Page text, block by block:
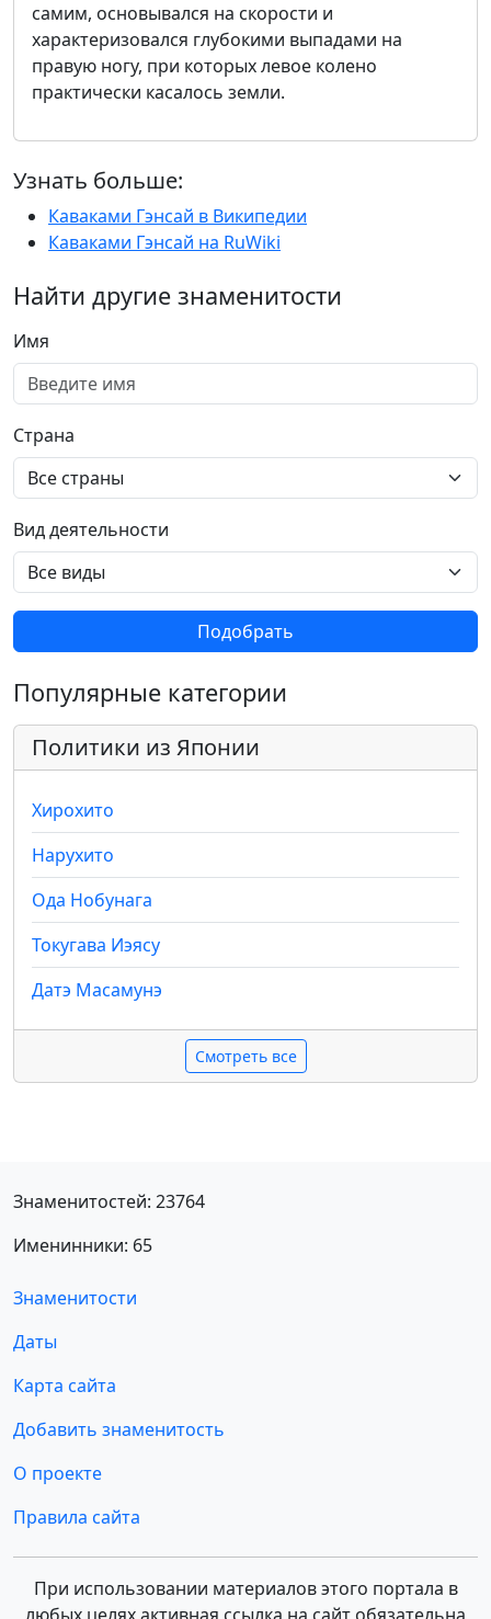
самим, основывался на скорости и
характеризовался глубокими выпадами на
правую ногу, при которых левое колено
практически касалось земли.
Узнать больше:
Каваками Гэнсай в Википедии
Каваками Гэнсай на RuWiki
Найти другие знаменитости
Имя
Страна
Вид деятельности
Подобрать
Популярные категории
Политики из Японии
Хирохито
Нарухито
Ода Нобунага
Токугава Иэясу
Датэ Масамунэ
Смотреть все
Знаменитостей: 23764
Именинники: 65
Знаменитости
Даты
Карта сайта
Добавить знаменитость
О проекте
Правила сайта
При использовании материалов этого портала в